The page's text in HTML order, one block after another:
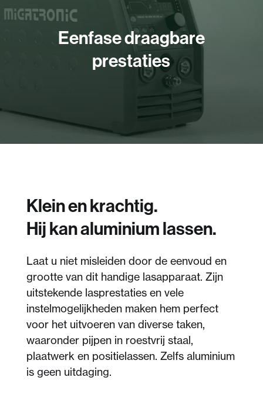
Eenfase draagbare
prestaties
Klein en krachtig.
Hij kan aluminium lassen.
Laat u niet misleiden door de eenvoud en
grootte van dit handige lasapparaat. Zijn
uitstekende lasprestaties en vele
instelmogelijkheden maken hem perfect
voor het uitvoeren van diverse taken,
waaronder pijpen in roestvrij staal,
plaatwerk en positielassen. Zelfs aluminium
is geen uitdaging.